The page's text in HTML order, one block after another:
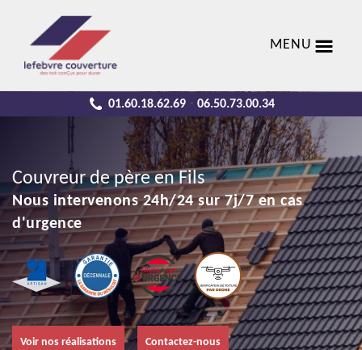
MENU
01.60.18.62.69 - 06.50.73.00.34
Couvreur de père en Fils
Nous intervenons 24h/24 sur 7j/7 en cas
d'urgence
Voir nos réalisations Contactez-nous